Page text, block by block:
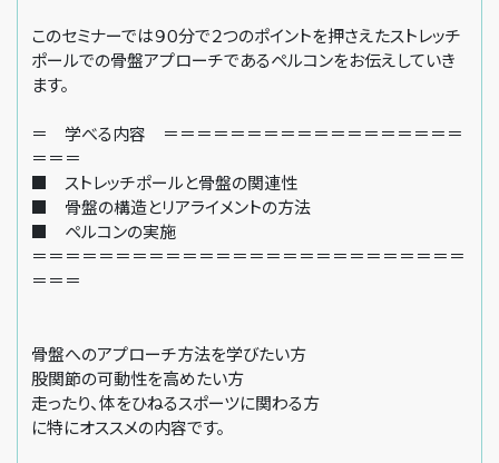
このセミナーでは９０分で２つのポイントを押さえたストレッチ
ポールでの骨盤アプローチであるペルコンをお伝えしていき
ます。
＝ 学べる内容 ＝＝＝＝＝＝＝＝＝＝＝＝＝＝＝＝＝＝
＝＝＝
■ ストレッチポールと骨盤の関連性
■ 骨盤の構造とリアライメントの方法
■ ペルコンの実施
＝＝＝＝＝＝＝＝＝＝＝＝＝＝＝＝＝＝＝＝＝＝＝＝＝＝
＝＝＝
骨盤へのアプローチ方法を学びたい方
股関節の可動性を高めたい方
走ったり、体をひねるスポーツに関わる方
に特にオススメの内容です。